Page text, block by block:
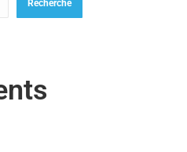
Recherche